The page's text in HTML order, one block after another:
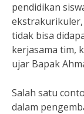
pendidikan
ekstrakurikuler,
tidak bisa
kerjasama tim,
ujar Bapak
Salah satu
dalam